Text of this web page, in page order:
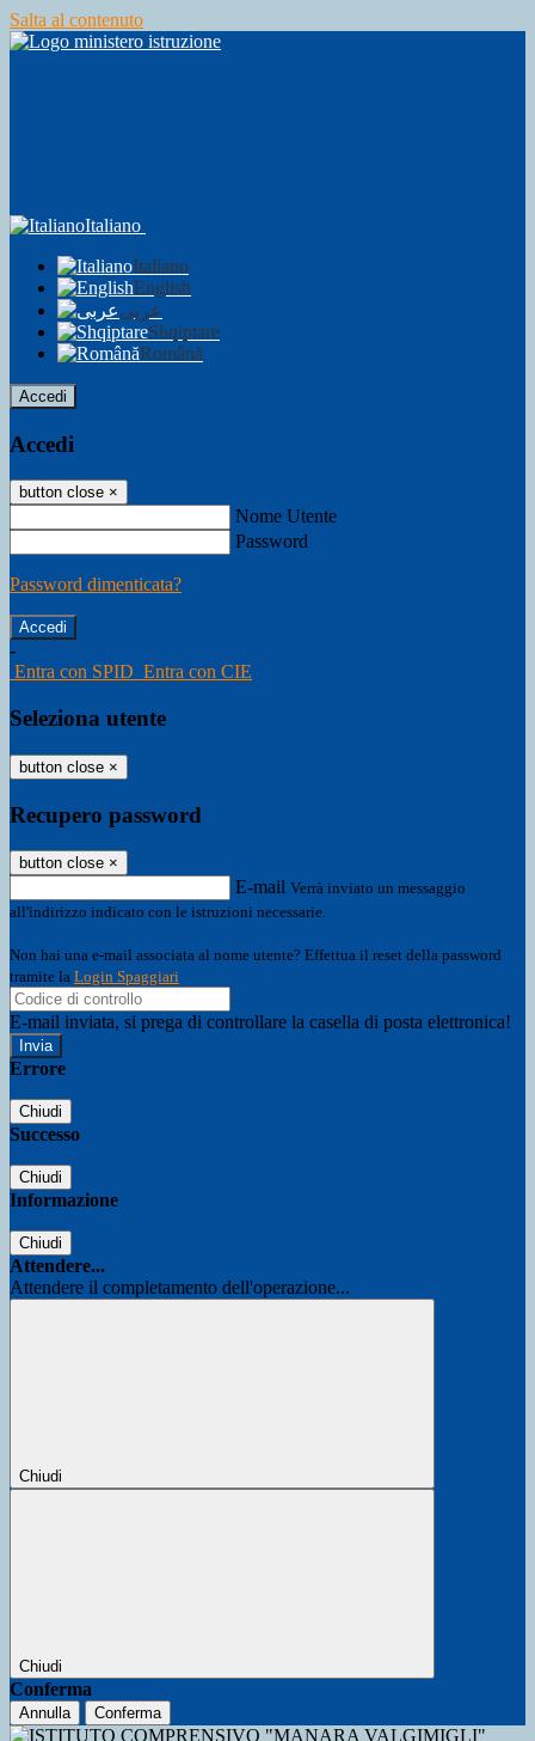
Salta al contenuto
Italiano
Italiano
English
عربى
Shqiptare
Română
Accedi
Accedi
button close ×
Nome Utente
Password
Password dimenticata?
-
Entra con SPID Entra con CIE
Seleziona utente
button close ×
Recupero password
button close ×
E-mail Verrà inviato un messaggio
all'indirizzo indicato con le istruzioni necessarie.
Non hai una e-mail associata al nome utente? Effettua il reset della password
tramite la Login Spaggiari
E-mail inviata, si prega di controllare la casella di posta elettronica!
Errore
Chiudi
Successo
Chiudi
Informazione
Chiudi
Attendere...
Attendere il completamento dell'operazione...
Chiudi
Chiudi
Conferma
Annulla Conferma